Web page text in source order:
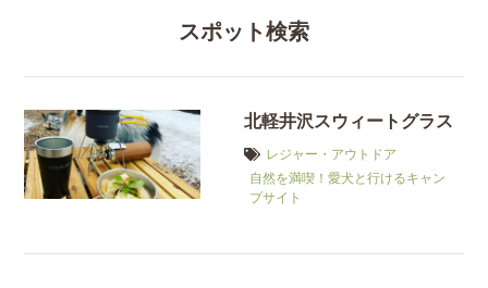
スポット検索
北軽井沢スウィートグラス
レジャー・アウトドア
自然を満喫！愛犬と行けるキャン
プサイト